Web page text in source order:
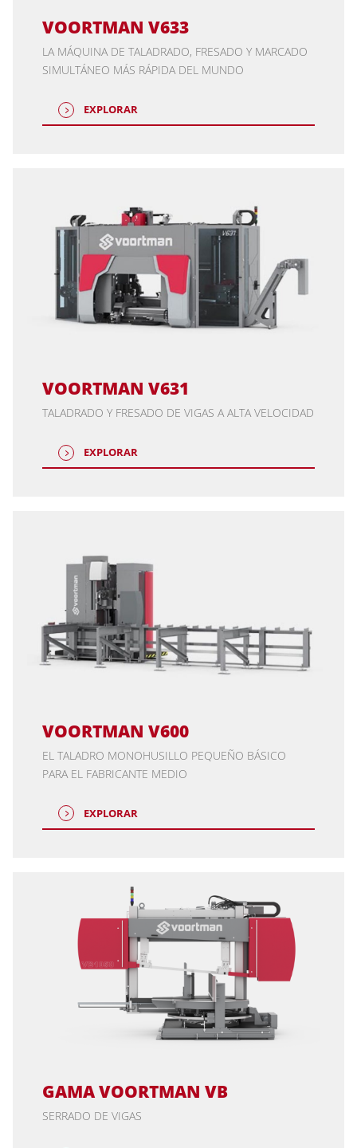
VOORTMAN V633
LA MÁQUINA DE TALADRADO, FRESADO Y MARCADO
SIMULTÁNEO MÁS RÁPIDA DEL MUNDO
EXPLORAR
VOORTMAN V631
TALADRADO Y FRESADO DE VIGAS A ALTA VELOCIDAD
EXPLORAR
VOORTMAN V600
EL TALADRO MONOHUSILLO PEQUEÑO BÁSICO
PARA EL FABRICANTE MEDIO
EXPLORAR
GAMA VOORTMAN VB
SERRADO DE VIGAS